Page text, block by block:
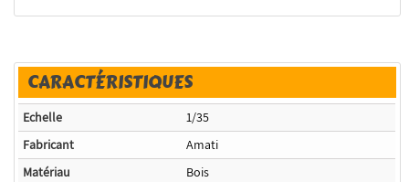
CARACTÉRISTIQUES
Echelle
1/35
Fabricant
Amati
Matériau
Bois